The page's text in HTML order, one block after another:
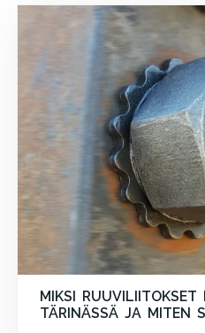
MIKSI RUUVILIITOKSET
TÄRINÄSSÄ JA MITEN